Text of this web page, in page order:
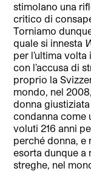
stimolano una
critico di
Torniamo
quale si innesta
per l’ultima
con l’accusa di
proprio la
mondo, nel
donna
condanna come
voluti 216 anni
perché donna, e
esorta dunque a
streghe, nel